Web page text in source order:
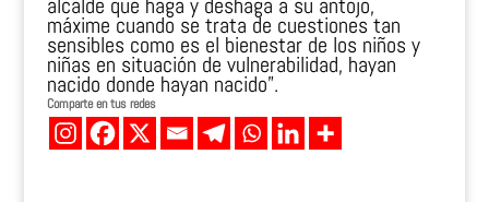
máxime cuando se trata de cuestiones tan
sensibles como es el bienestar de los niños y
niñas en situación de vulnerabilidad, hayan
nacido donde hayan nacido”.
Comparte en tus redes